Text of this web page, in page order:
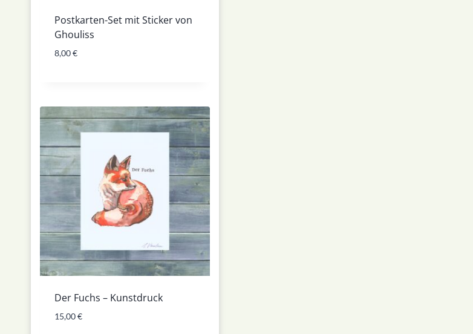
Postkarten-Set mit Sticker von
Ghouliss
8,00€
Der Fuchs – Kunstdruck
15,00€